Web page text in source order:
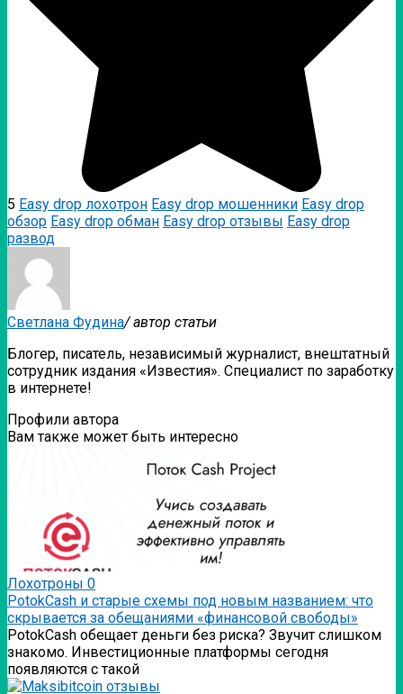
5 Easy drop лохотрон Easy drop мошенники Easy drop
обзор Easy drop обман Easy drop отзывы Easy drop
развод
Светлана Фудина/ автор статьи
Блогер, писатель, независимый журналист, внештатный
сотрудник издания «Известия». Специалист по заработку
в интернете!
Профили автора
Вам также может быть интересно
Лохотроны 0
PotokCash и старые схемы под новым названием: что
скрывается за обещаниями «финансовой свободы»
PotokCash обещает деньги без риска? Звучит слишком
знакомо. Инвестиционные платформы сегодня
появляются с такой